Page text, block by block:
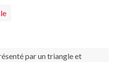
par un triangle et